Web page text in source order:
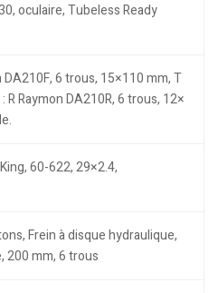
oculaire, Tubeless Ready
DA210F, 6 trous, 15×110 mm, T
Raymon DA210R, 6 trous, 12×
60-622, 29×2.4,
Frein à disque hydraulique,
200 mm, 6 trous